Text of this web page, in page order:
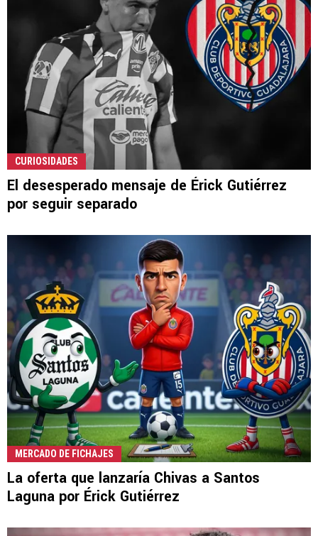
CURIOSIDADES
El desesperado mensaje de Érick Gutiérrez
por seguir separado
MERCADO DE FICHAJES
La oferta que lanzaría Chivas a Santos
Laguna por Érick Gutiérrez